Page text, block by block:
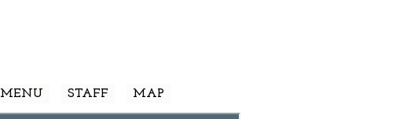
MENU STAFF MAP